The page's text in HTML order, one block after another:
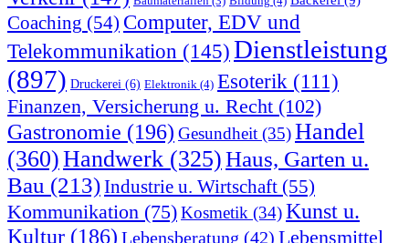
Coaching (54) Computer, EDV und
Telekommunikation (145)Dienstleistung
(897) Druckerei (6) Elektronik (4) Esoterik (111)
Finanzen, Versicherung u. Recht (102)
Gastronomie (196) Gesundheit (35)Handel
(360)Handwerk (325)Haus, Garten u.
Bau (213)Industrie u. Wirtschaft (55)
Kommunikation (75)Kosmetik (34)Kunst u.
Kultur (186) Lebensberatung (42) Lebensmittel